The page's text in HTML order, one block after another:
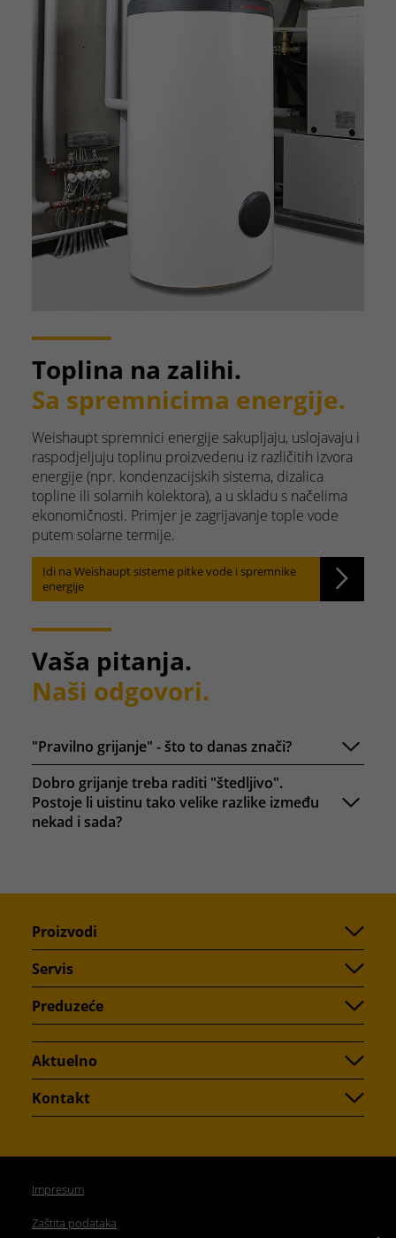
Toplina na zalihi.
Sa spremnicima energije.
Weishaupt spremnici energije sakupljaju, uslojavaju i
raspodjeljuju toplinu proizvedenu iz različitih izvora
energije (npr. kondenzacijskih sistema, dizalica
topline ili solarnih kolektora), a u skladu s načelima
ekonomičnosti. Primjer je zagrijavanje tople vode
putem solarne termije.
Idi na Weishaupt sisteme pitke vode i spremnike
energije
Vaša pitanja.
Naši odgovori.
"Pravilno grijanje" - što to danas znači?
Dobro grijanje treba raditi "štedljivo".
Postoje li uistinu tako velike razlike između
nekad i sada?
Proizvodi
Servis
Preduzeće
Aktuelno
Kontakt
Impresum
Zaštita podataka